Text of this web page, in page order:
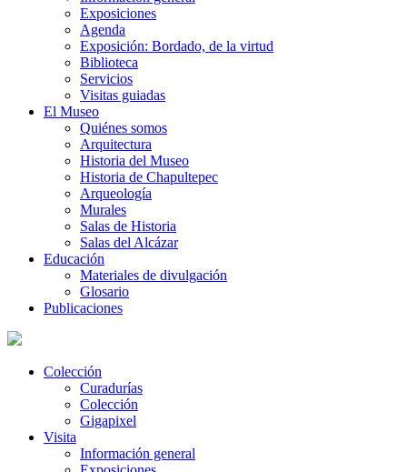
Exposiciones
Agenda
Exposición: Bordado, de la virtud
Biblioteca
Servicios
Visitas guiadas
El Museo
Quiénes somos
Arquitectura
Historia del Museo
Historia de Chapultepec
Arqueología
Murales
Salas de Historia
Salas del Alcázar
Educación
Materiales de divulgación
Glosario
Publicaciones
Colección
Curadurías
Colección
Gigapixel
Visita
Información general